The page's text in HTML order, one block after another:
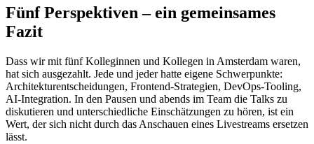
Fünf Perspektiven – ein gemeinsames
Fazit
Dass wir mit fünf Kolleginnen und Kollegen in Amsterdam waren,
hat sich ausgezahlt. Jede und jeder hatte eigene Schwerpunkte:
Architekturentscheidungen, Frontend-Strategien, DevOps-Tooling,
AI-Integration. In den Pausen und abends im Team die Talks zu
diskutieren und unterschiedliche Einschätzungen zu hören, ist ein
Wert, der sich nicht durch das Anschauen eines Livestreams ersetzen
lässt.